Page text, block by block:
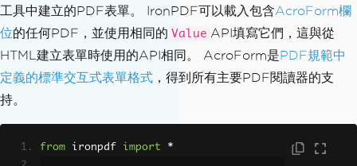
工具中建立的PDF表單。 IronPDF可以載入包含AcroForm欄
位的任何PDF，並使用相同的 Value API填寫它們，這與從
HTML建立表單時使用的API相同。 AcroForm是PDF規範中
定義的標準交互式表單格式 ，得到所有主要PDF閱讀器的支
持。
from ironpdf import *